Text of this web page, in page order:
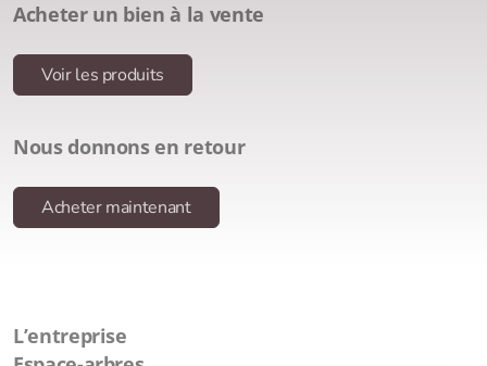
Acheter un bien à la vente
Voir les produits
Nous donnons en retour
Acheter maintenant
L’entreprise